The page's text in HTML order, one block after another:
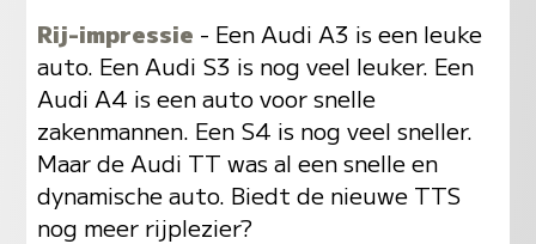
Rij-impressie - Een Audi A3 is een leuke
auto. Een Audi S3 is nog veel leuker. Een
Audi A4 is een auto voor snelle
zakenmannen. Een S4 is nog veel sneller.
Maar de Audi TT was al een snelle en
dynamische auto. Biedt de nieuwe TTS
nog meer rijplezier?